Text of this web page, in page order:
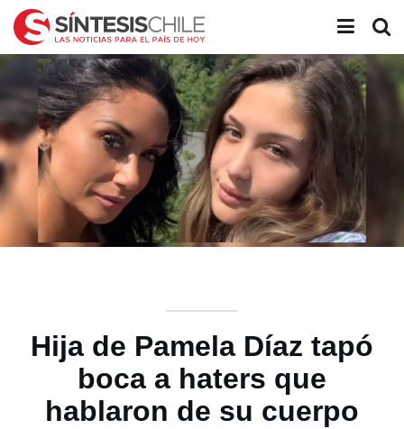
Hija de Pamela Díaz tapó
boca a haters que
hablaron de su cuerpo